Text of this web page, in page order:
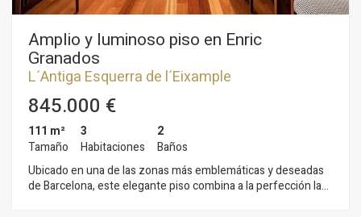
Amplio y luminoso piso en Enric
Granados
L´Antiga Esquerra de l´Eixample
845.000 €
111 m²
Tamaño
3
Habitaciones
2
Baños
Ubicado en una de las zonas más emblemáticas y deseadas
de Barcelona, este elegante piso combina a la perfección la